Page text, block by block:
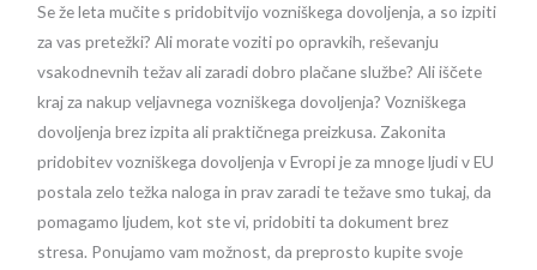
Se že leta mučite s pridobitvijo vozniškega dovoljenja, a so izpiti
za vas pretežki? Ali morate voziti po opravkih, reševanju
vsakodnevnih težav ali zaradi dobro plačane službe? Ali iščete
kraj za nakup veljavnega vozniškega dovoljenja? Vozniškega
dovoljenja brez izpita ali praktičnega preizkusa. Zakonita
pridobitev vozniškega dovoljenja v Evropi je za mnoge ljudi v EU
postala zelo težka naloga in prav zaradi te težave smo tukaj, da
pomagamo ljudem, kot ste vi, pridobiti ta dokument brez
stresa. Ponujamo vam možnost, da preprosto kupite svoje